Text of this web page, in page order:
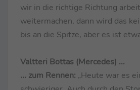
wir in die richtige Richtung
weitermachen, dann wird das
bis an die Spitze, aber es ist
Valtteri Bottas (Mercedes) ...
... zum Rennen: „Heute war es